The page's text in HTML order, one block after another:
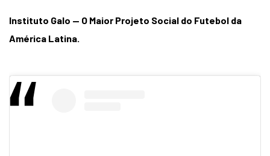
Instituto Galo — O Maior Projeto Social do Futebol da
América Latina.